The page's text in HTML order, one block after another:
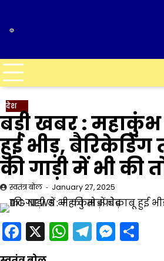
content
देश
बड़ी खबर :
हुई भीड़, बैरिकेडिंग
की गाड़ी में भी की
स्वतंत्र बोल January 27, 2025
Facebook
X WhatsApp